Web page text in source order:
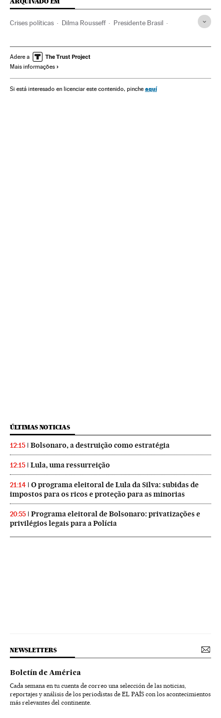
Crises políticas Dilma Rousseff Presidente Brasil
América Latina Governo Brasil
Governo
Administração pública Partido dos Trabalhadores
Adere a
Mais informações
Si está interesado en licenciar este contenido, pinche aquí
ÚLTIMAS NOTICIAS
12:15 Bolsonaro, a destruição como estratégia
12:15 Lula, uma ressurreição
21:14
O programa eleitoral de Lula da Silva: subidas de
impostos para os ricos e proteção para as minorias
20:55
Programa eleitoral de Bolsonaro: privatizações e
privilégios legais para a Polícia
NEWSLETTERS
Boletín de América
Cada semana en tu cuenta de correo una selección de las noticias,
reportajes y análisis de los periodistas de EL PAÍS con los acontecimientos
más relevantes del continente.